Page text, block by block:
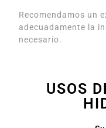
Recomendamos un
adecuadamente la
necesario.
USOS